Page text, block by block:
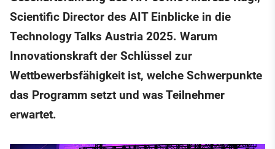
Scientific Director des AIT Einblicke in die
Technology Talks Austria 2025. Warum
Innovationskraft der Schlüssel zur
Wettbewerbsfähigkeit ist, welche Schwerpunkte
das Programm setzt und was Teilnehmer
erwartet.